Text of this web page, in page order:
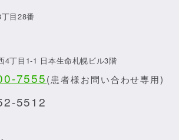
目28番
4丁目1-1 日本生命札幌ビル3階
7555(患者様お問い合わせ専用)
5512